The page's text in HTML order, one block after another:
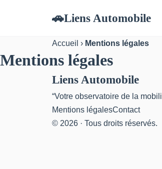
🚗Liens Automobile
Accueil › Mentions légales
Mentions légales
Liens Automobile
“Votre observatoire de la
Mentions légalesContact
© 2026 · Tous droits réservés.